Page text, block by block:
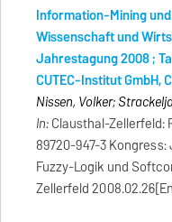
Information-Mining
Wissenschaft und
Jahrestagung 2008 ;
CUTEC-Institut GmbH,
Nissen, Volker;
In:Clausthal-Zellerfeld:
89720-947-3
Fuzzy-Logik und
Zellerfeld